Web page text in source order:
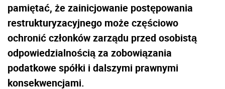
pamiętać, że zainicjowanie postępowania
restrukturyzacyjnego może częściowo
ochronić członków zarządu przed osobistą
odpowiedzialnością za zobowiązania
podatkowe spółki i dalszymi prawnymi
konsekwencjami.